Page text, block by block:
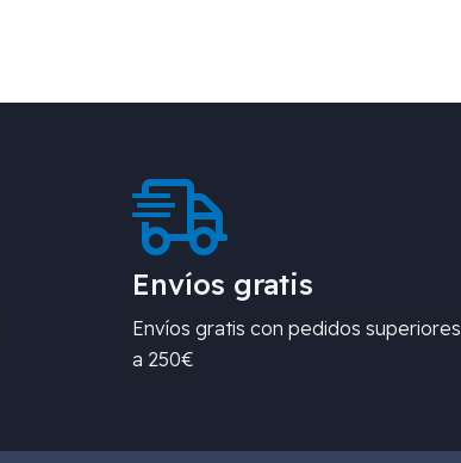
Envíos gratis
Envíos gratis con pedidos superiores
a 250€